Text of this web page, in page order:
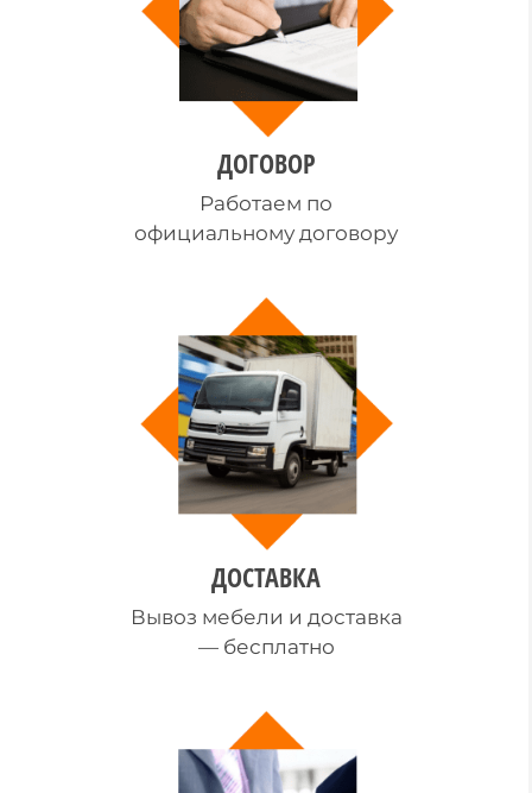
ДОГОВОР
Работаем по
официальному договору
ДОСТАВКА
Вывоз мебели и доставка
— бесплатно